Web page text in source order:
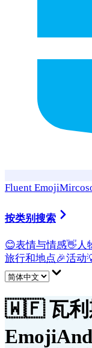
Fluent Emoji
按类别搜索
😊表情与情感👋 人
旅行和地点🎉活动
🇼🇫 瓦
Emoji